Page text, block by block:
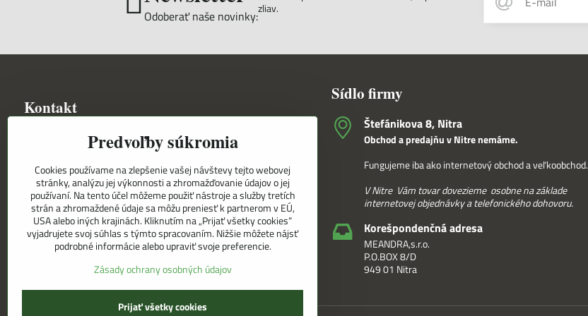
Odoberať naše novinky:zliav.
Kontakt
+421 948 501 818
+421 948 501 831
meandra​@meandra​.sk
Sídlo firmy
Štefánikova 8, Nitra
Obchod a predajňu v Nitre nemáme.
Fungujeme iba ako internetový obchod a veľkoobchod.
V Nitre Vám tovar dovezieme osobne na základe
internetovej objednávky a telefonického dohovoru.
Korešpondenčná adresa
MEANDRA,s.r.o.
P.O.BOX 8/D
949 01 Nitra
Predvoľby súkromia
Cookies používame na zlepšenie vašej návštevy tejto webovej
stránky, analýzu jej výkonnosti a zhromažďovanie údajov o jej
používaní. Na tento účel môžeme použiť nástroje a služby tretích
strán a zhromaždené údaje sa môžu preniesť k partnerom v EÚ,
USA alebo iných krajinách. Kliknutím na „Prijať všetky cookies“
vyjadrujete svoj súhlas s týmto spracovaním. Nižšie môžete nájsť
podrobné informácie alebo upraviť svoje preferencie.
Zásady ochrany osobných údajov
Prijať všetky cookies